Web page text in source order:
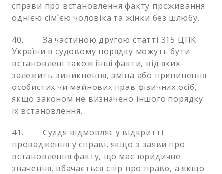
справи про встановлення факту проживання
однією сім`єю чоловіка та жінки без шлюбу.
40. За частиною другою статті 315 ЦПК
України в судовому порядку можуть бути
встановлені також інші факти, від яких
залежить виникнення, зміна або припинення
особистих чи майнових прав фізичних осіб,
якщо законом не визначено іншого порядку
їх встановлення.
41. Суддя відмовляє у відкритті
провадження у справі, якщо з заяви про
встановлення факту, що має юридичне
значення, вбачається спір про право, а якщо